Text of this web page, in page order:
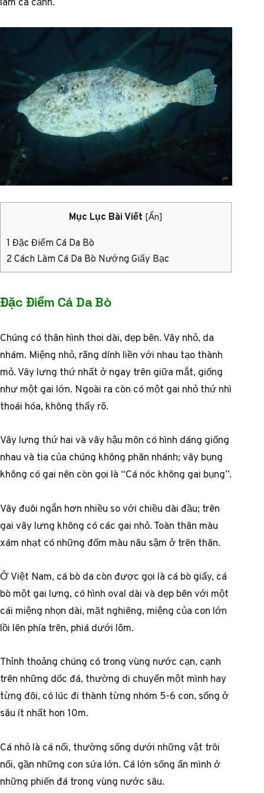
Mục Lục Bài Viết [Ẩn]
1 Đặc Điểm Cá Da Bò
2Cách Làm Cá Da Bò Nướng Giấy Bạc
Đặc Điểm Cá Da Bò
Chúng có thân hình thoi dài, dẹp bên. Vây nhỏ, da
nhám. Miệng nhỏ, răng dính liền với nhau tạo thành
mỏ. Vây lưng thứ nhất ở ngay trên giữa mắt, giống
như một gai lớn. Ngoài ra còn có một gai nhỏ thứ nhì
thoái hóa, không thấy rõ.
Vây lưng thứ hai và vây hậu môn có hình dáng giống
nhau và tia của chúng không phân nhánh; vây bụng
không có gai nên còn gọi là “Cá nóc không gai bụng”.
Vây đuôi ngắn hơn nhiều so với chiều dài đầu; trên
gai vây lưng không có các gai nhỏ. Toàn thân màu
xám nhạt có những đốm màu nâu sậm ở trên thân.
Ở Việt Nam, cá bò da còn được gọi là cá bò giấy, cá
bò một gai lưng, có hình oval dài và dẹp bên với một
cái miệng nhọn dài, mặt nghiêng, miệng của con lớn
lồi lên phía trên, phiá dưới lõm.
Thỉnh thoảng chúng có trong vùng nước cạn, cạnh
trên những dốc đá, thường di chuyển một mình hay
từng đôi, có lúc đi thành từng nhóm 5-6 con, sống ở
sâu ít nhất hon 10m.
Cá nhỏ là cá nổi, thường sống dưới những vật trôi
nổi, gần những con sứa lớn. Cá lớn sống ẩn mình ở
những phiến đá trong vùng nước sâu.